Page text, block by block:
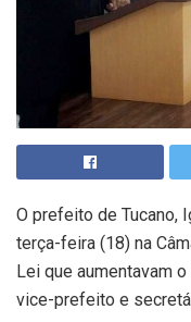
O prefeito de Tucano,
terça-feira (18) na
Lei que aumentavam
vice-prefeito e